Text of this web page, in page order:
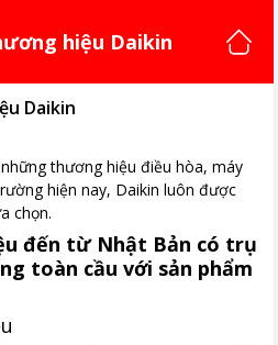
hiệu Daikin
Daikin
thương hiệu điều hòa, máy
hiện nay, Daikin luôn được
chọn.
đến từ Nhật Bản có trụ
toàn cầu với sản phẩm